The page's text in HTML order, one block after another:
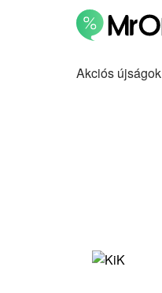
Akciós újságok